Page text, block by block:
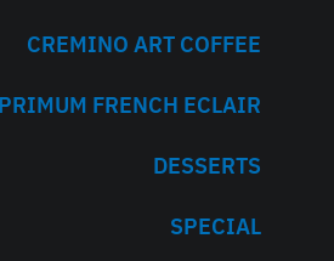
CREMINO ART COFFEE
PRIMUM FRENCH ECLAIR
DESSERTS
SPECIAL